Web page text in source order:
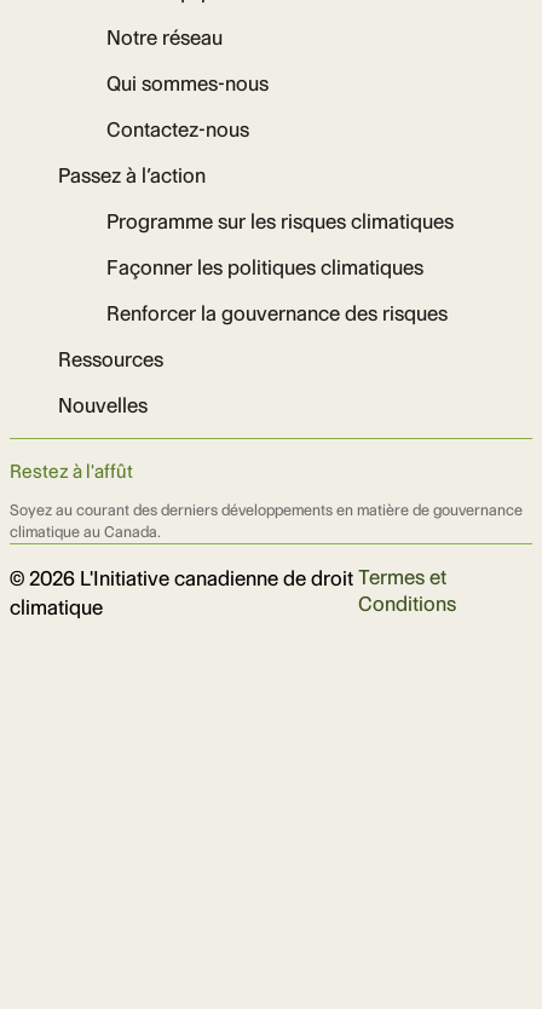
Notre réseau
Qui sommes-nous
Contactez-nous
Passez à l’action
Programme sur les risques climatiques
Façonner les politiques climatiques
Renforcer la gouvernance des risques
Ressources
Nouvelles
Restez à l'affût
Soyez au courant des derniers développements en matière de gouvernance
climatique au Canada.
© 2026 L'Initiative canadienne de droit
climatique
Termes et
Conditions